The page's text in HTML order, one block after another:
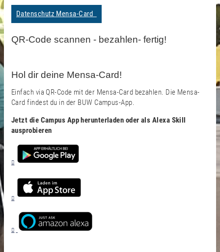
Datenschutz Mensa-Card
QR-Code scannen - bezahlen- fertig!
Hol dir deine Mensa-Card!
Einfach via QR-Code mit der Mensa-Card bezahlen. Die Mensa-
Card findest du in der BUW Campus-App.
Jetzt die Campus App herunterladen oder als Alexa Skill
ausprobieren